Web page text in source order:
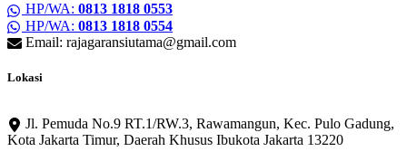
HP/WA: 0813 1818 0553
HP/WA: 0813 1818 0554
Email: rajagaransiutama@gmail.com
Lokasi
Jl. Pemuda No.9 RT.1/RW.3, Rawamangun, Kec. Pulo Gadung,
Kota Jakarta Timur, Daerah Khusus Ibukota Jakarta 13220